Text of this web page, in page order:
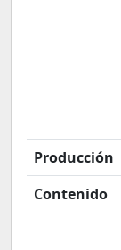
Producción
Contenido